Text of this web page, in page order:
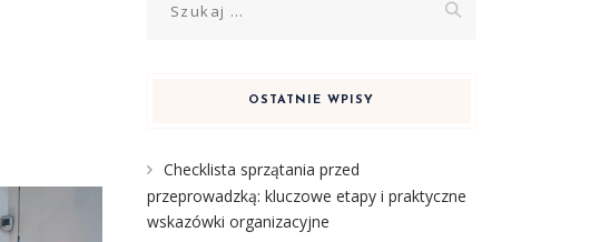
OSTATNIE WPISY
Checklista sprzątania przed
przeprowadzką: kluczowe etapy i praktyczne
wskazówki organizacyjne